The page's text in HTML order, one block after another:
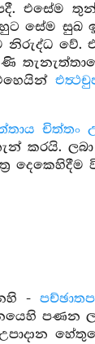
එසේම තුන්
සේම සුඛ
නිරුද්ධ වේ.
චිත්තං
කරයි.
දෙකෙහිදීම
-
පණන